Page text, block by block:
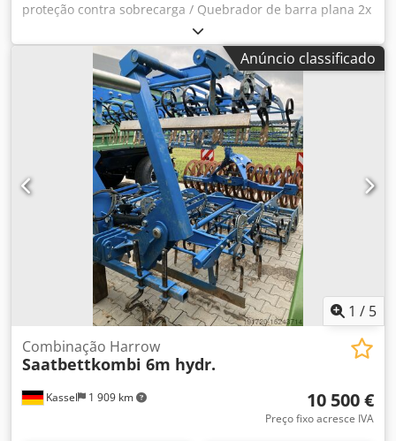
proteção contra sobrecarga / Quebrador de barra plana 2x
D270 / Rolo Crosskill D400 com engate / Um conjunto de
suportes para soltadores de trilha / Dois discos de corte /
Nivelador / Eixo de transporte 400/60 – / 15.5 / Conexão
inferior categoria 3 / Iluminação dianteira e traseira /
Perícia técnica Dedpforxutkex Al Rekr
Anúncio classificado
1 / 5
Kassel 1 909 km
Combinação Harrow
Saatbettkombi 6m hydr.
10 500 €
Preço fixo acresce IVA